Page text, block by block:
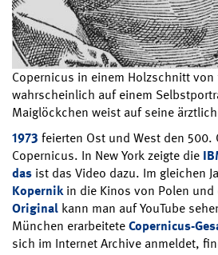
Copernicus in einem Holzschnitt von
wahrscheinlich auf einem
Maiglöckchen weist auf seine
1973 feierten Ost und West den 500.
Copernicus. In New York zeigte die
das ist das Video dazu. Im gleichen
Kopernikin die Kinos von Polen und
Original kann man auf YouTube
München erarbeiteteCopernicus-
sich im Internet Archive anmeldet,